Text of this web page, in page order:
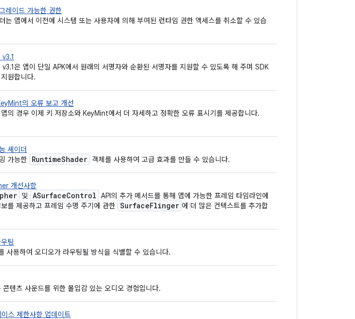
레이드 가능한 권한
는 앱에서 이전에 시스템 또는 사용자에 의해 부여된 런타임 권한 액세스를 취소할 수 있습
v3.1은 앱이 단일 APK에서 원래의 서명자와 순환된 서명자를 지원할 수 있도록 해 주며 SDK
원합니다.
의 오류 보고 개선
의 경우 이제 키 저장소와 KeyMint에서 더 자세하고 정확한 오류 표시기를 제공합니다.
셰이더
가능한
RuntimeShader 객체를 사용하여 고급 효과를 만들 수 있습니다.
개선사항
및 ASurfaceControl API의 추가 메서드를 통해 앱에 가능한 프레임 타임라인에
를 제공하고 프레임 수명 주기에 관한 SurfaceFlinger 에 더 많은 컨텍스트를 추가합
팅
사용하여 오디오가 라우팅될 방식을 식별할 수 있습니다.
콘텐츠 사운드를 위한 몰입감 있는 오디오 경험입니다.
스 제한사항 업데이트